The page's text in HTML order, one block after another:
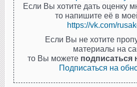
Если Вы хотите дать оценку
то напишите её в
https://vk.com/
Если Вы не хотите
материалы на
то Вы можете подписаться
Подписаться на